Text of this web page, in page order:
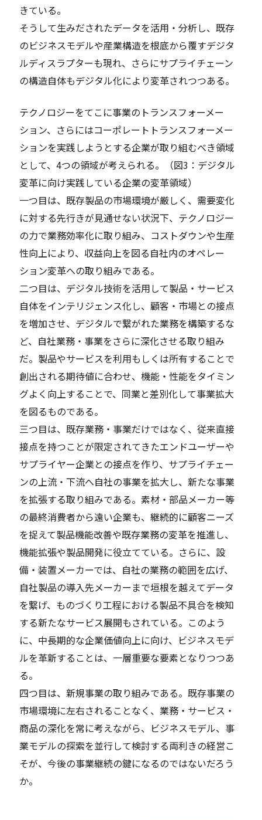
きている。
そうして生みだされたデータを活用・分析し、既存
のビジネスモデルや産業構造を根底から覆すデジタ
ルディスラプターも現れ、さらにサプライチェーン
の構造自体もデジタル化により変革されつつある。
テクノロジーをてこに事業のトランスフォーメー
ション、さらにはコーポレートトランスフォーメー
ションを実践しようとする企業が取り組むべき領域
として、4つの領域が考えられる。（図3：デジタル
変革に向け実践している企業の変革領域）
一つ目は、既存製品の市場環境が厳しく、需要変化
に対する先行きが見通せない状況下、テクノロジー
の力で業務効率化に取り組み、コストダウンや生産
性向上により、収益向上を図る自社内のオペレー
ション変革への取り組みである。
二つ目は、デジタル技術を活用して製品・サービス
自体をインテリジェンス化し、顧客・市場との接点
を増加させ、デジタルで繋がれた業務を構築するな
ど、自社業務・事業をさらに深化させる取り組み
だ。製品やサービスを利用もしくは所有することで
創出される期待値に合わせ、機能・性能をタイミン
グよく向上することで、同業と差別化して事業拡大
を図るものである。
三つ目は、既存業務・事業だけではなく、従来直接
接点を持つことが限定されてきたエンドユーザーや
サプライヤー企業との接点を作り、サプライチェー
ンの上流・下流へ自社の事業を拡大し、新たな事業
を拡張する取り組みである。素材・部品メーカー等
の最終消費者から遠い企業も、継続的に顧客ニーズ
を捉えて製品機能改善や既存業務の変革を推進し、
機能拡張や製品開発に役立てている。さらに、設
備・装置メーカーでは、自社の業務の範囲を広げ、
自社製品の導入先メーカーまで垣根を越えてデータ
を繋げ、ものづくり工程における製品不具合を検知
する新たなサービス展開もされている。このよう
に、中長期的な企業価値向上に向け、ビジネスモデ
ルを革新することは、一層重要な要素となりつつあ
る。
四つ目は、新規事業の取り組みである。既存事業の
市場環境に左右されることなく、業務・サービス・
商品の深化を常に考えながら、ビジネスモデル、事
業モデルの探索を並行して検討する両利きの経営こ
そが、今後の事業継続の鍵になるのではないだろう
か。